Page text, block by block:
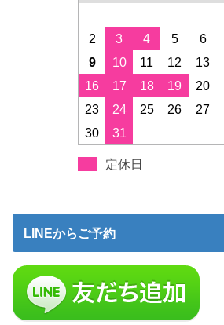
2
3 4 5 6
9
10 11 12 13
16
17 18 19 20
23
24 25 26 27
30
31
定休日
LINEからご予約